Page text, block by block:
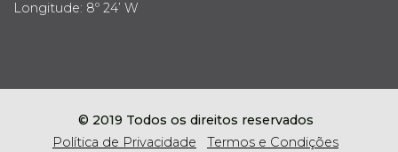
Longitude: 8º 24’ W
© 2019 Todos os direitos reservados
Política de Privacidade
Termos e Condições